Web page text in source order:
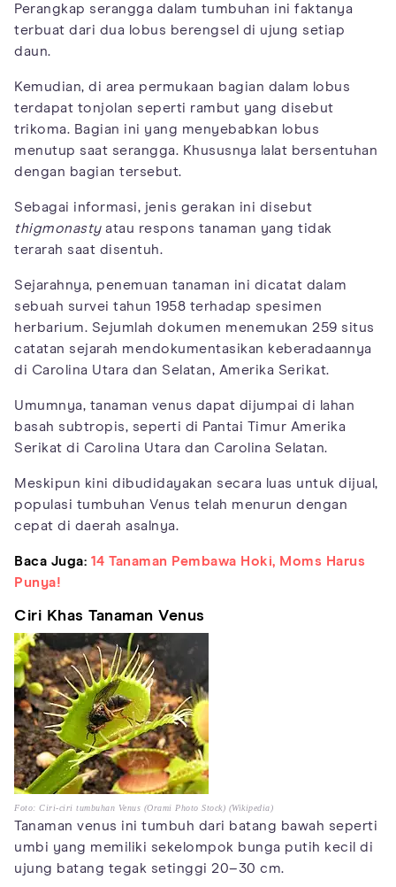
Perangkap serangga dalam tumbuhan ini faktanya
terbuat dari dua lobus berengsel di ujung setiap
daun.
Kemudian, di area permukaan bagian dalam lobus
terdapat tonjolan seperti rambut yang disebut
trikoma. Bagian ini yang menyebabkan lobus
menutup saat serangga. Khususnya lalat bersentuhan
dengan bagian tersebut.
Sebagai informasi, jenis gerakan ini disebut
thigmonastyatau respons tanaman yang tidak
terarah saat disentuh.
Sejarahnya, penemuan tanaman ini dicatat dalam
sebuah survei tahun 1958 terhadap spesimen
herbarium. Sejumlah dokumen menemukan 259 situs
catatan sejarah mendokumentasikan keberadaannya
di Carolina Utara dan Selatan, Amerika Serikat.
Umumnya, tanaman venus dapat dijumpai di lahan
basah subtropis, seperti di Pantai Timur Amerika
Serikat di Carolina Utara dan Carolina Selatan.
Meskipun kini dibudidayakan secara luas untuk dijual,
populasi tumbuhan Venus telah menurun dengan
cepat di daerah asalnya.
Baca Juga: 14 Tanaman Pembawa Hoki, Moms Harus
Punya!
Ciri Khas Tanaman Venus
Foto: Ciri-ciri tumbuhan Venus (Orami Photo Stock) (Wikipedia)
Tanaman venus ini tumbuh dari batang bawah seperti
umbi yang memiliki sekelompok bunga putih kecil di
ujung batang tegak setinggi 20–30 cm.